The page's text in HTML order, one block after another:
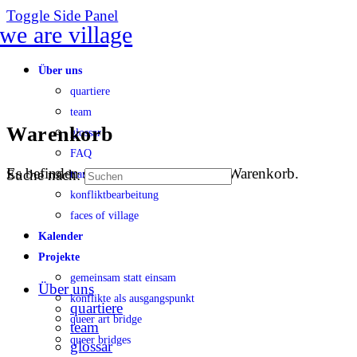
Toggle Side Panel
Über uns
quartiere
team
glossar
FAQ
transparenz
konfliktbearbeitung
faces of village
Kalender
Projekte
gemeinsam statt einsam
konflikte als ausgangspunkt
queer art bridge
queer bridges
Warenkorb
Es befinden sich keine Produkte im Warenkorb.
Suche nach:
Über uns
quartiere
team
glossar